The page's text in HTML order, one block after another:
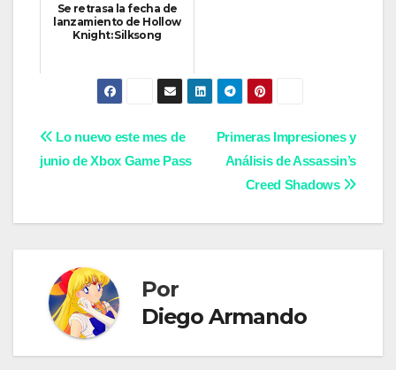
Se retrasa la fecha de
lanzamiento de Hollow
Knight: Silksong
Navegación
de
entradas
Primeras Impresiones y
Análisis de Assassin’s
Creed Shadows
Lo nuevo este mes de
junio de Xbox Game Pass
Por
Diego Armando